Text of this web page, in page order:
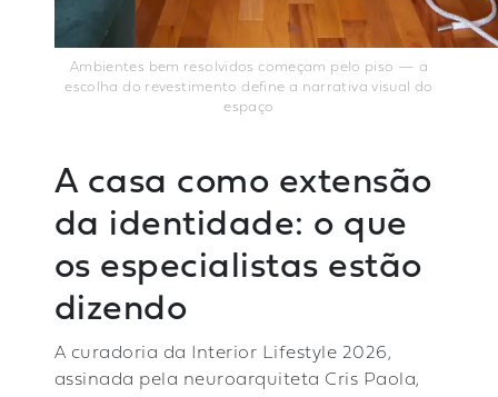
Ambientes bem resolvidos começam pelo piso — a
escolha do revestimento define a narrativa visual do
espaço
A casa como extensão
da identidade: o que
os especialistas estão
dizendo
A curadoria da Interior Lifestyle 2026,
assinada pela neuroarquiteta Cris Paola,